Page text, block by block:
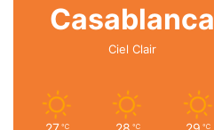
Casablanca
Ciel Clair
℃ ℃ ℃